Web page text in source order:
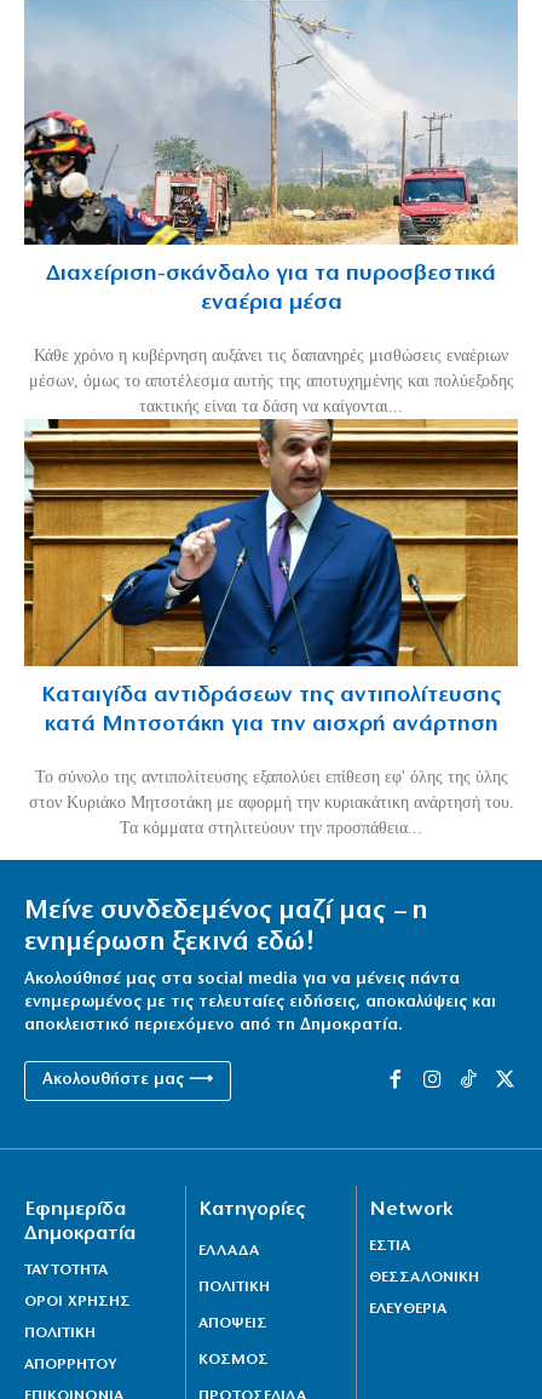
Διαχείριση-σκάνδαλο για τα πυροσβεστικά
εναέρια μέσα
Κάθε χρόνο η κυβέρνηση αυξάνει τις δαπανηρές μισθώσεις εναέριων
μέσων, όμως το αποτέλεσμα αυτής της αποτυχημένης και πολύεξοδης
τακτικής είναι τα δάση να καίγονται...
Καταιγίδα αντιδράσεων της αντιπολίτευσης
κατά Μητσοτάκη για την αισχρή ανάρτηση
Το σύνολο της αντιπολίτευσης εξαπολύει επίθεση εφ' όλης της ύλης
στον Κυριάκο Μητσοτάκη με αφορμή την κυριακάτικη ανάρτησή του.
Τα κόμματα στηλιτεύουν την προσπάθεια...
Μείνε συνδεδεμένος μαζί μας – η
ενημέρωση ξεκινά εδώ!
Ακολούθησέ μας στα social media για να μένεις πάντα
ενημερωμένος με τις τελευταίες ειδήσεις, αποκαλύψεις και
αποκλειστικό περιεχόμενο από τη Δημοκρατία.
Ακολουθήστε μας ⟶
Εφημερίδα
Δημοκρατία
ΤΑΥΤΟΤΗΤΑ
ΟΡΟΙ ΧΡΗΣΗΣ
ΠΟΛΙΤΙΚΗ
ΑΠΟΡΡΗΤΟΥ
ΕΠΙΚΟΙΝΩΝΙΑ
Κατηγορίες
ΕΛΛΑΔΑ
ΠΟΛΙΤΙΚΗ
ΑΠΟΨΕΙΣ
ΚΟΣΜΟΣ
ΠΡΩΤΟΣΕΛΙΔΑ
Network
ΕΣΤΙΑ
ΘΕΣΣΑΛΟΝΙΚΗ
ΕΛΕΥΘΕΡΙΑ